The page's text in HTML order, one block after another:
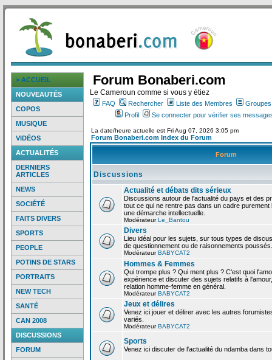
> ACCUEIL
NOUVEAUTÉS
COPOS
MUSIQUE
VIDÉOS
ACTUALITÉS
DERNIERS
ARTICLES
NEWS
SOCIÉTÉ
FAITS DIVERS
SPORTS
PEOPLE
POTINS DE STARS
PORTRAITS
NEW TECH
SANTÉ
CAN 2008
DISCUSSIONS
FORUM
Forum Bonaberi.com
Le Cameroun comme si vous y étiez
FAQ Rechercher Liste des Membres
Profil
Se connecter pour vérifier ses
La date/heure actuelle est Fri Aug 07, 2026 3:05 pm
Forum Bonaberi.com Index du Forum
Forum
Discussions
Actualité et débats dits sérieux
Discussions autour de l'actualité du pays et des
tout ce qui ne rentre pas dans un cadre
une démarche intellectuelle.
ModérateurLe_Bantou
Divers
Lieu idéal pour les sujets, sur tous types de
de questionnement ou de raisonnements
ModérateurBABYCAT2
Hommes & Femmes
Qui trompe plus ? Qui ment plus ? C'est quoi
expérience et discuter des sujets relatifs à
relation homme-femme en général.
ModérateurBABYCAT2
Jeux et délires
Venez ici jouer et délirer avec les autres
variés.
ModérateurBABYCAT2
Sports
Venez ici discuter de l'actualité du ndamba dans